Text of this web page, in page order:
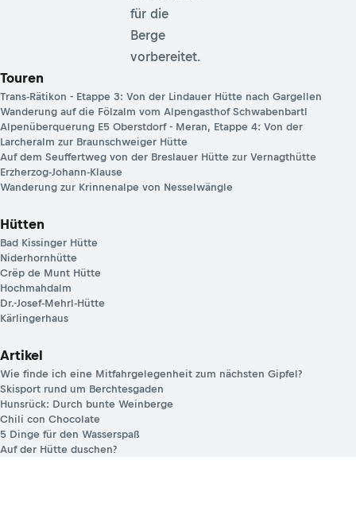
für die
Berge
vorbereitet.
Touren
Trans-Rätikon - Etappe 3: Von der Lindauer Hütte nach Gargellen
Wanderung auf die Fölzalm vom Alpengasthof Schwabenbartl
Alpenüberquerung E5 Oberstdorf - Meran, Etappe 4: Von der
Larcheralm zur Braunschweiger Hütte
Auf dem Seuffertweg von der Breslauer Hütte zur Vernagthütte
Erzherzog-Johann-Klause
Wanderung zur Krinnenalpe von Nesselwängle
Hütten
Bad Kissinger Hütte
Niderhornhütte
Crëp de Munt Hütte
Hochmahdalm
Dr.-Josef-Mehrl-Hütte
Kärlingerhaus
Artikel
Wie finde ich eine Mitfahrgelegenheit zum nächsten Gipfel?
Skisport rund um Berchtesgaden
Hunsrück: Durch bunte Weinberge
Chili con Chocolate
5 Dinge für den Wasserspaß
Auf der Hütte duschen?